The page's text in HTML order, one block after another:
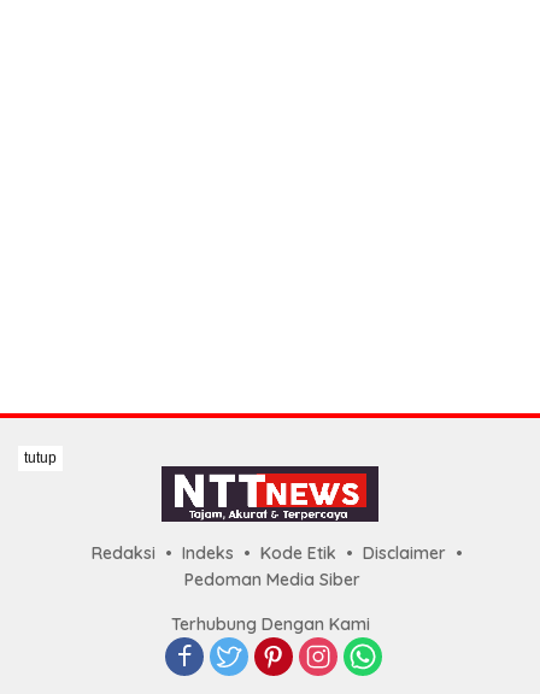
Redaksi Indeks Kode Etik
Disclaimer
Pedoman Media Siber
Terhubung Dengan Kami
tutup